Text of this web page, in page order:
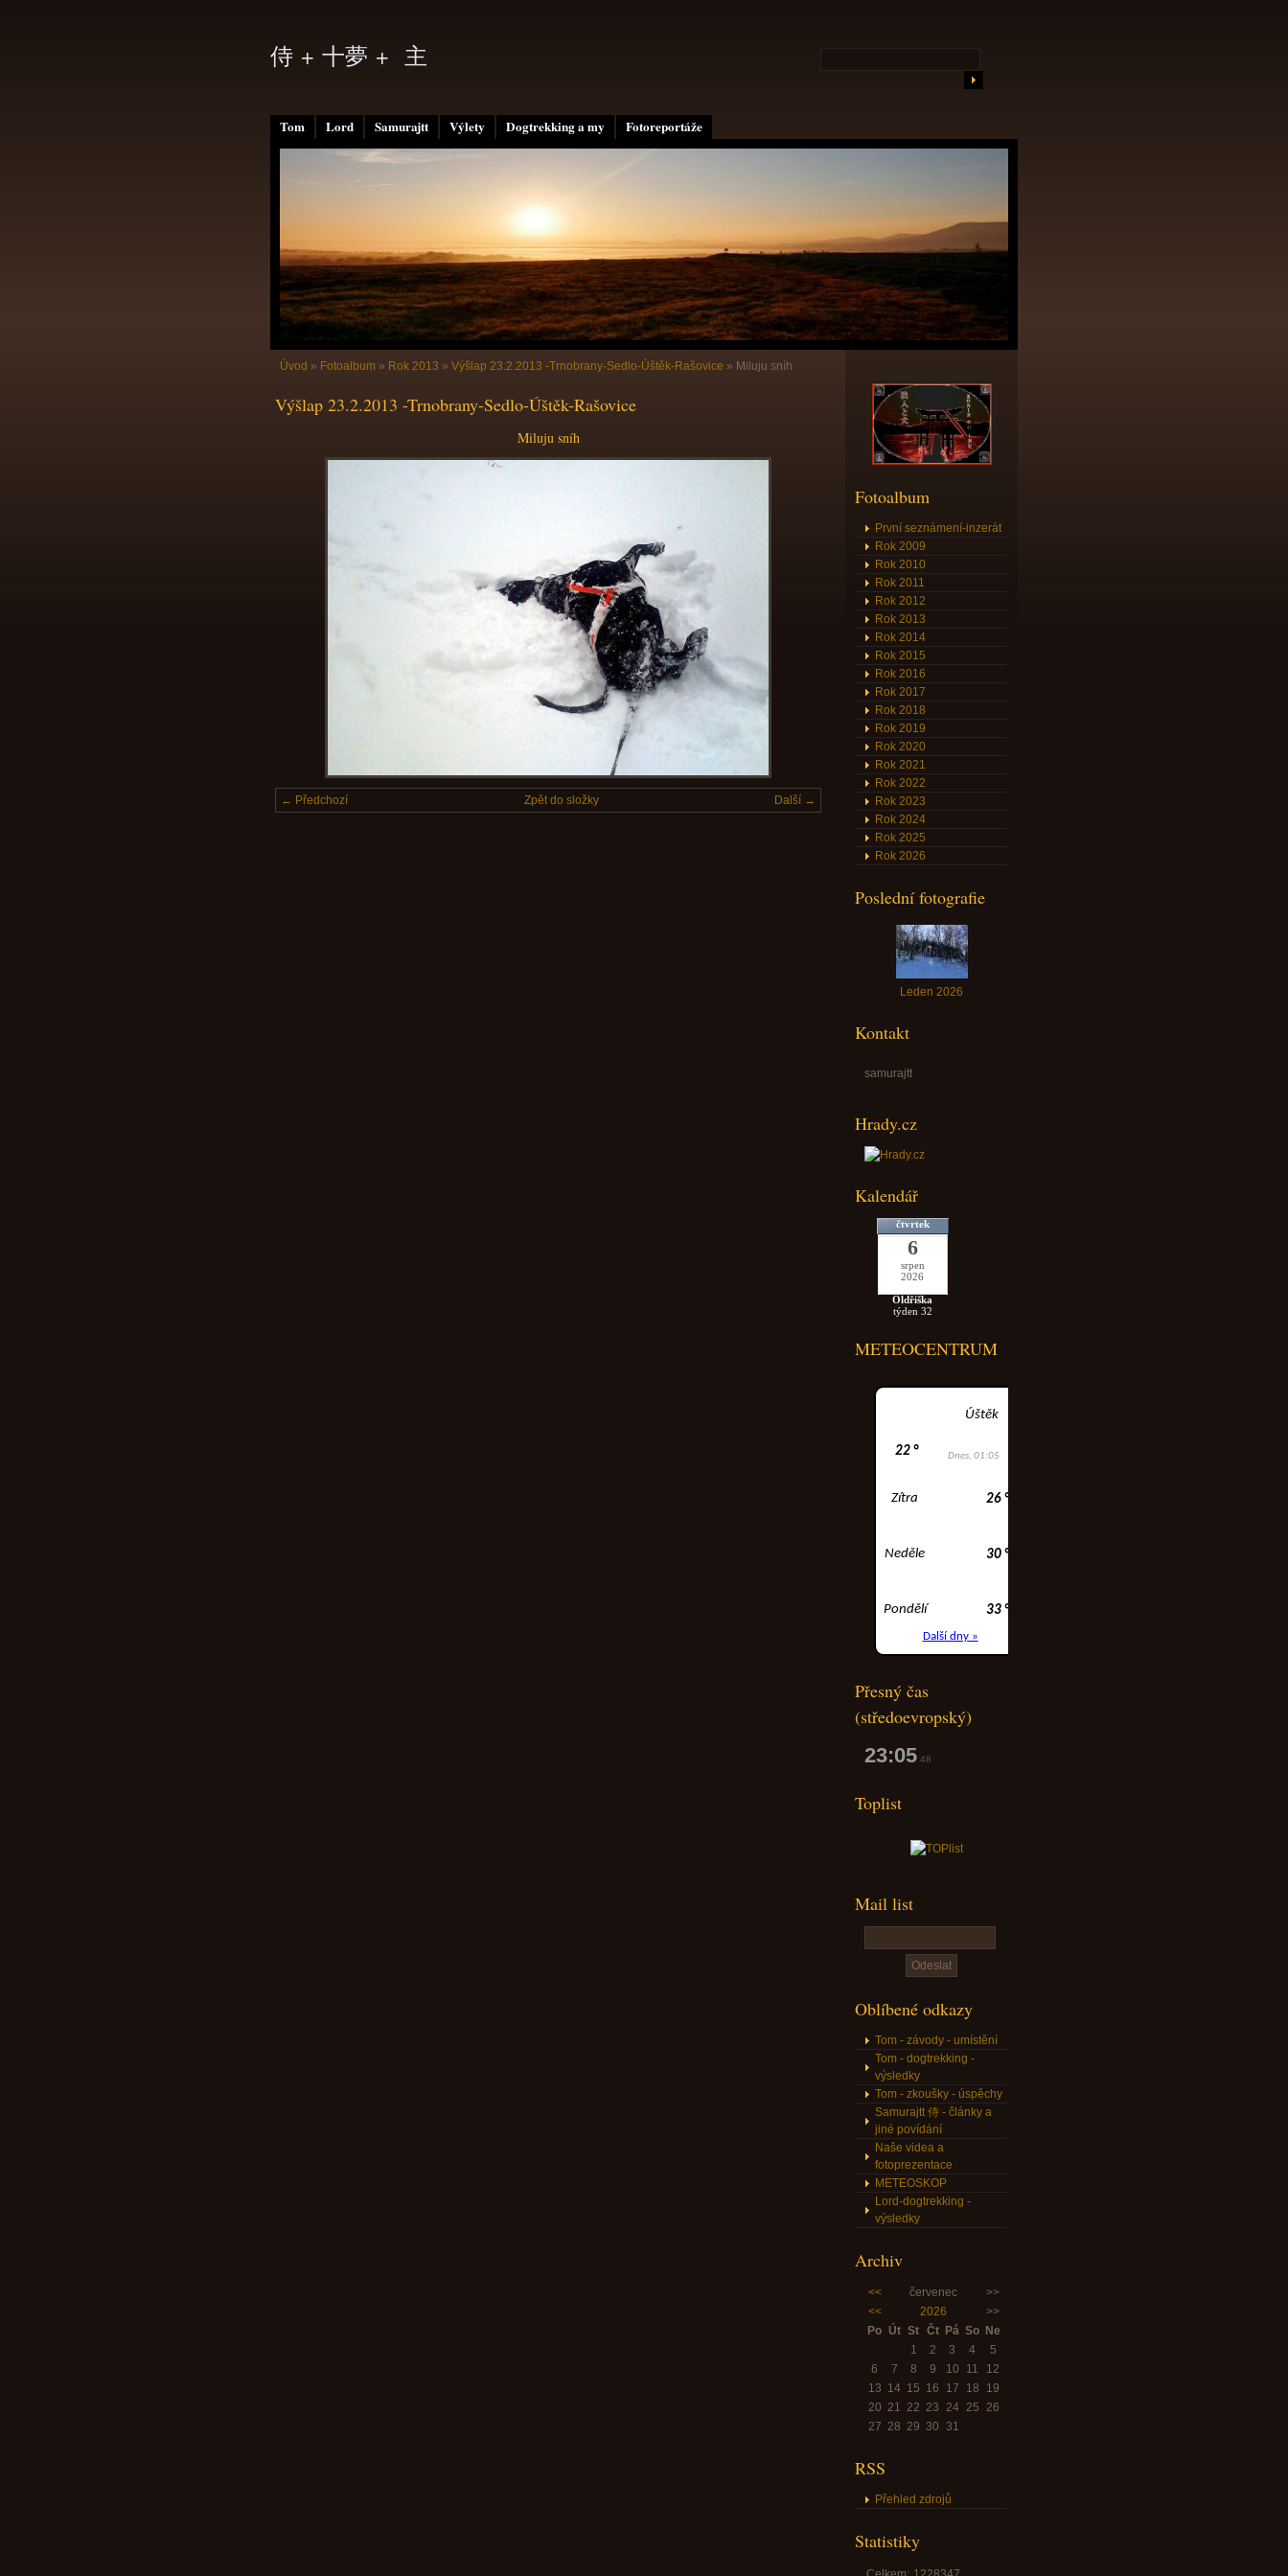
Tom Lord Samurajtt Výlety Dogtrekking a my Fotoreportáže
侍 + 十夢 + 主
Úvod » Fotoalbum » Rok 2013 » Výšlap 23.2.2013 -Trnobrany-Sedlo-Úštěk-Rašovice » Miluju sníh
Výšlap 23.2.2013 -Trnobrany-Sedlo-Úštěk-Rašovice
Miluju sníh
← Předchozí Další →
Zpět do složky
Fotoalbum
První seznámení-inzerát
Rok 2009
Rok 2010
Rok 2011
Rok 2012
Rok 2013
Rok 2014
Rok 2015
Rok 2016
Rok 2017
Rok 2018
Rok 2019
Rok 2020
Rok 2021
Rok 2022
Rok 2023
Rok 2024
Rok 2025
Rok 2026
Poslední fotografie
Leden 2026
Kontakt
samurajtt
Hrady.cz
Kalendář
čtvrtek
6
srpen
2026
Oldřiška
týden 32
METEOCENTRUM
Přesný čas
(středoevropský)
23:05 49
Toplist
Mail list
Oblíbené odkazy
Tom - závody - umístění
Tom - dogtrekking -
výsledky
Tom - zkoušky - úspěchy
Samurajtt 侍 - články a
jiné povídání
Naše videa a
fotoprezentace
METEOSKOP
Lord-dogtrekking -
výsledky
Archiv
<< červenec
>>
<<
2026
>>
Po Út St Čt Pá So Ne
1
2 3 4
5
6
7 8 9 10 11
12
13 14 15 16 17 18
19
20 21 22 23 24 25
26
27 28 29 30 31
RSS
Přehled zdrojů
Statistiky